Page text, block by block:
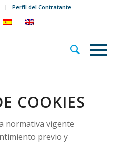
Perfil del Contratante
COOKIES
normativa vigente
previo y